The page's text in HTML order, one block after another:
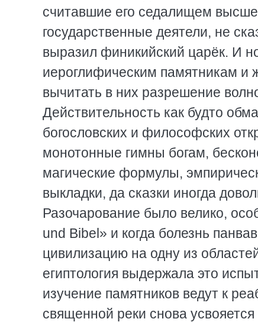
считавшие его седалищем
государственные деятели, не
выразил финикийский царёк. И
иероглифическим памятникам и
вычитать в них разрешение
Действительность как будто
богословских и философских
монотонные гимны богам,
магические формулы,
выкладки, да сказки иногда
Разочарование было велико,
und Bibel» и когда болезнь
цивилизацию на одну из
египтология выдержала это
изучение памятников ведут к
священной реки снова